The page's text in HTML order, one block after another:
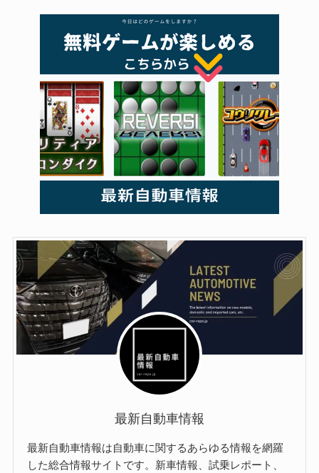
最新自動車情報
最新自動車情報は自動車に関するあらゆる情報を網羅
した総合情報サイトです。新車情報、試乗レポート、